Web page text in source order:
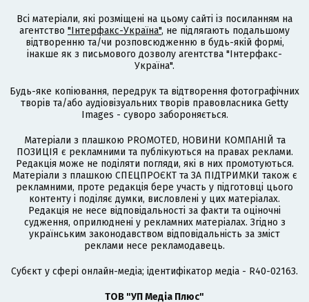
Всі матеріали, які розміщені на цьому сайті із посиланням на
агентство "Інтерфакс-Україна", не підлягають подальшому
відтворенню та/чи розповсюдженню в будь-якій формі,
інакше як з письмового дозволу агентства "Інтерфакс-
Україна".
Будь-яке копіювання, передрук та відтворення фотографічних
творів та/або аудіовізуальних творів правовласника Getty
Images - суворо забороняється.
Матеріали з плашкою PROMOTED, НОВИНИ КОМПАНІЙ та
ПОЗИЦІЯ є рекламними та публікуються на правах реклами.
Редакція може не поділяти погляди, які в них промотуються.
Матеріали з плашкою СПЕЦПРОЄКТ та ЗА ПІДТРИМКИ також є
рекламними, проте редакція бере участь у підготовці цього
контенту і поділяє думки, висловлені у цих матеріалах.
Редакція не несе відповідальності за факти та оціночні
судження, оприлюднені у рекламних матеріалах. Згідно з
українським законодавством відповідальність за зміст
реклами несе рекламодавець.
Cубєкт у сфері онлайн-медіа; ідентифікатор медіа - R40-02163.
ТОВ "УП Медіа Плюс"